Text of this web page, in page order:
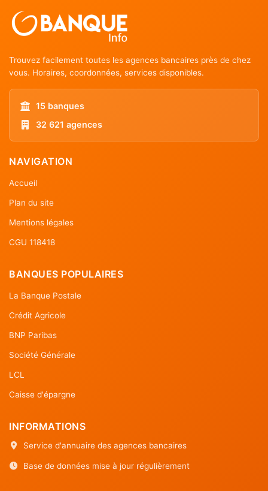
Trouvez facilement toutes les agences bancaires près de chez
vous. Horaires, coordonnées, services disponibles.
15 banques
32 621 agences
NAVIGATION
Accueil
Plan du site
Mentions légales
CGU 118418
BANQUES POPULAIRES
La Banque Postale
Crédit Agricole
BNP Paribas
Société Générale
LCL
Caisse d'épargne
INFORMATIONS
Service d'annuaire des agences bancaires
Base de données mise à jour régulièrement